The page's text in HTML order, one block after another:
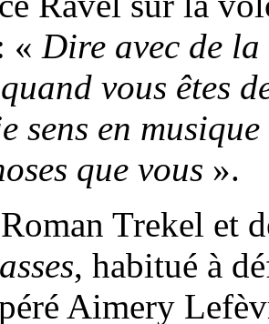
« Dire avec de la
vous êtes
sens en
que vous ».
Trekel et
, habitué à
Aimery